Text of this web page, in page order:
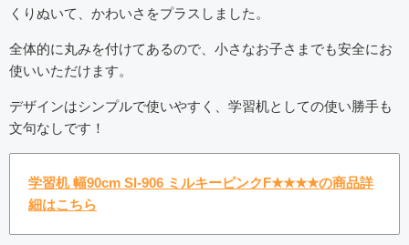
くりぬいて、かわいさをプラスしました。
全体的に丸みを付けてあるので、小さなお子さまでも安全にお
使いいただけます。
デザインはシンプルで使いやすく、学習机としての使い勝手も
文句なしです！
学習机 幅90cm SI-906 ミルキーピンクF★★★★の商品詳
細はこちら